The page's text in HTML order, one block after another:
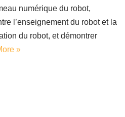
numérique du robot,
l’enseignement du robot et la
du robot, et démontrer
»